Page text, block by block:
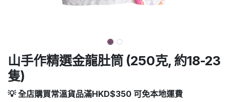
山手作精選金龍肚筒 (250克, 約18-23
隻)
💡 全店購買常溫貨品滿HKD$350 可免本地運費